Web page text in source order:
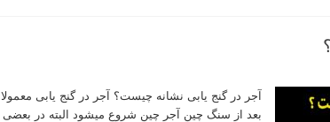
آجر در گنج یابی نشانه چیست؟ آجر در گنج یابی معمولا
بعد از سنگ چین آجر چین شروع میشود البته در بعضی